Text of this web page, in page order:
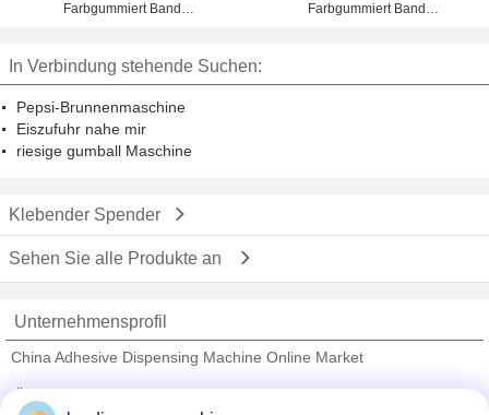
Farbgummiert Band
Farbgummiert Band
In Verbindung stehende Suchen:
Pepsi-Brunnenmaschine
Eiszufuhr nahe mir
riesige gumball Maschine
Klebender Spender
Sehen Sie alle Produkte an
Unternehmensprofil
China Adhesive Dispensing Machine Online Market
Überprüfte Lieferanten